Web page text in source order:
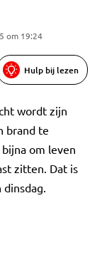
om 19:24
Hulp bij lezen
wordt zijn
brand te
om leven
zitten. Dat is